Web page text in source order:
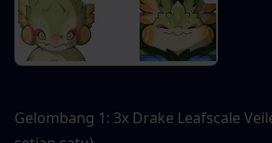
Gelombang 1: 3x Drake Leafscale